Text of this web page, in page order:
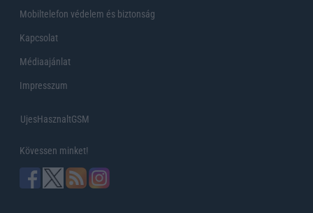
Mobiltelefon védelem és biztonság
Kapcsolat
Médiaajánlat
Impresszum
UjesHasznaltGSM
Kövessen minket!